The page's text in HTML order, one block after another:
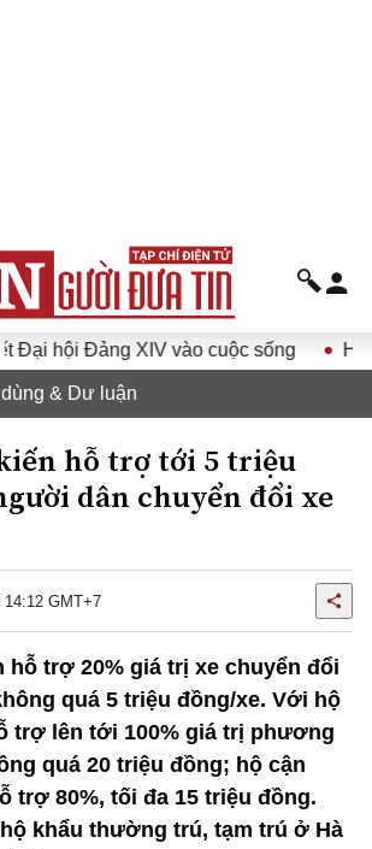
Đảng XIV vào cuộc sống Hướng
& Dư luận
hỗ trợ tới 5 triệu
dân chuyển đổi xe
GMT+7
hỗ trợ 20% giá trị xe chuyển đổi
quá 5 triệu đồng/xe. Với hộ
trợ lên tới 100% giá trị phương
quá 20 triệu đồng; hộ cận
trợ 80%, tối đa 15 triệu đồng.
khẩu thường trú, tạm trú ở Hà